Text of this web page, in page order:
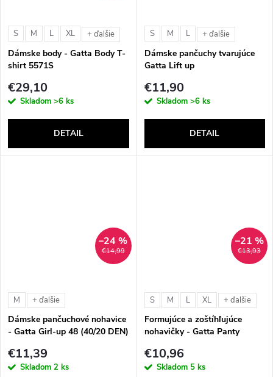
S M L XL + ďalšie
Dámske body - Gatta Body T-
shirt 5571S
€29,10
Skladom >6 ks
DETAIL
S M L + ďalšie
Dámske pančuchy tvarujúce
Gatta Lift up
€11,90
Skladom >6 ks
DETAIL
€14,99
–24 %
M + ďalšie
Dámske pančuchové nohavice
- Gatta Girl-up 48 (40/20 DEN)
€11,39
Skladom 2 ks
€13,93
–21 %
S M L XL + ďalšie
Formujúce a zoštíhľujúce
nohavičky - Gatta Panty
€10,96
Skladom 5 ks